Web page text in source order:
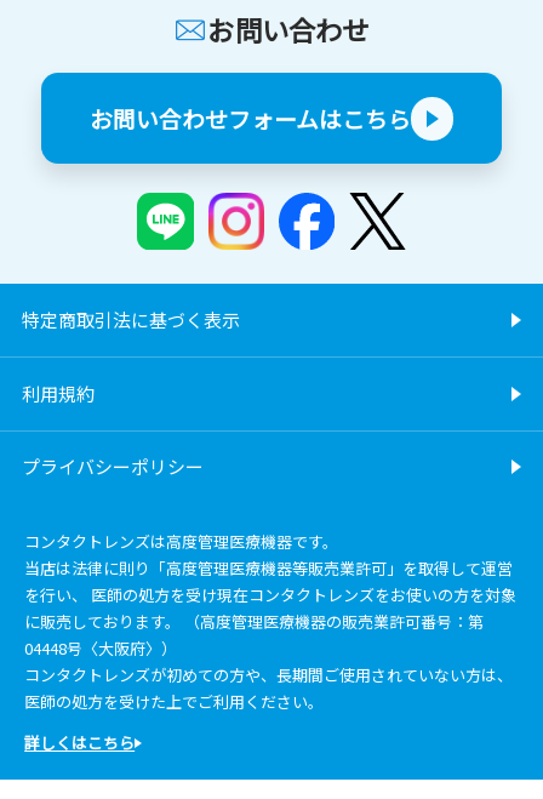
お問い合わせ
お問い合わせフォームはこちら
特定商取引法に基づく表示
利用規約
プライバシーポリシー
コンタクトレンズは高度管理医療機器です。
当店は法律に則り「高度管理医療機器等販売業許可」を取得して運営
を行い、 医師の処方を受け現在コンタクトレンズをお使いの方を対象
に販売しております。 （高度管理医療機器の販売業許可番号：第
04448号〈大阪府〉）
コンタクトレンズが初めての方や、長期間ご使用されていない方は、
医師の処方を受けた上でご利用ください。
詳しくはこちら